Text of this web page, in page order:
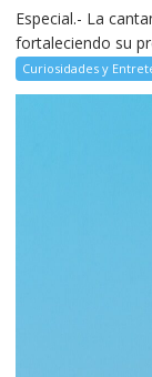
Especial.- La
fortaleciendo su
Curiosidades y